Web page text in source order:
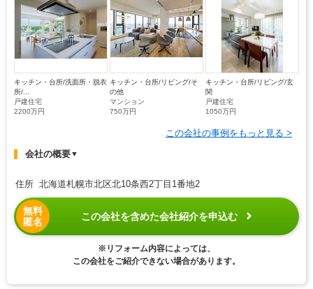
キッチン・台所/洗面所・脱衣
所/...
戸建住宅
2200万円
キッチン・台所/リビング/そ
の他
マンション
750万円
キッチン・台所/リビング/玄
関
戸建住宅
1050万円
この会社の事例をもっと見る >
会社の概要▼
住所 北海道札幌市北区北10条西2丁目1番地2
無料
匿名
この会社を含めた会社紹介を申込む
※リフォーム内容によっては、
この会社をご紹介できない場合があります。